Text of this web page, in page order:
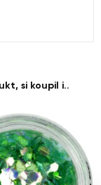
si koupil i..